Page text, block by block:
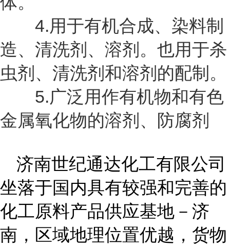
4.用于有机合成、染料制
造、清洗剂、溶剂。也用于杀
虫剂、清洗剂和溶剂的配制。
5.广泛用作有机物和有色
金属氧化物的溶剂、防腐剂
济南世纪通达化工有限公司
坐落于国内具有较强和完善的
化工原料产品供应基地－济
南，区域地理位置优越，货物